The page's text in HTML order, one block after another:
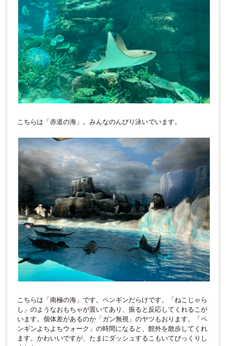
こちらは「赤道の海」。みんなのんびり泳いでいます。
こちらは「南極の海」です。ペンギンだらけです。「ねこじゃら
し」のようなおもちゃが置いてあり、振ると反応してくれるこが
います。個体差があるのか「ガン無視」のヤツもおります。「ペ
ンギンよちよちウォーク」の時間になると、館外を散歩してくれ
ます。かわいいですが、たまにダッシュするこもいてびっくりし